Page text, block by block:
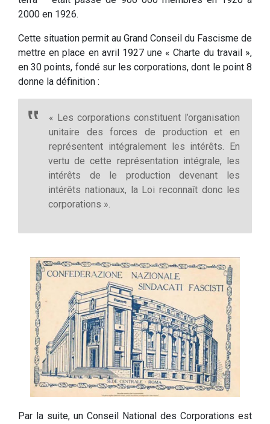
2000 en 1926.
Cette situation permit au Grand Conseil du Fascisme de
mettre en place en avril 1927 une « Charte du travail »,
en 30 points, fondé sur les corporations, dont le point 8
donne la définition :
« Les corporations constituent l’organisation
unitaire des forces de production et en
représentent intégralement les intérêts. En
vertu de cette représentation intégrale, les
intérêts de le production devenant les
intérêts nationaux, la Loi reconnaît donc les
corporations ».
Par la suite, un Conseil National des Corporations est